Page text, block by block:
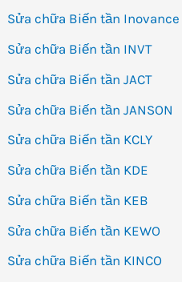
Sửa chữa Biến tần Inovance
Sửa chữa Biến tần INVT
Sửa chữa Biến tần JACT
Sửa chữa Biến tần JANSON
Sửa chữa Biến tần KCLY
Sửa chữa Biến tần KDE
Sửa chữa Biến tần KEB
Sửa chữa Biến tần KEWO
Sửa chữa Biến tần KINCO